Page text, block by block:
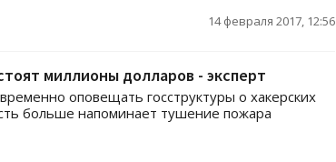
14 февраля 2017, 12:56
миллионы долларов - эксперт
оповещать госструктуры о хакерских
больше напоминает тушение пожара